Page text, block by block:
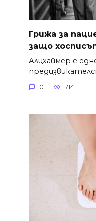
Грижа за
защо
Алцхаймер е
0 714